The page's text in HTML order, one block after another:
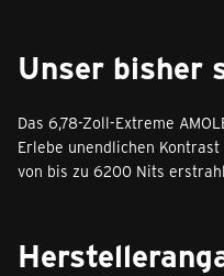
Unser bisher
Das 6,78-Zoll-Extreme
Erlebe unendlichen
von bis zu 6200 Nits